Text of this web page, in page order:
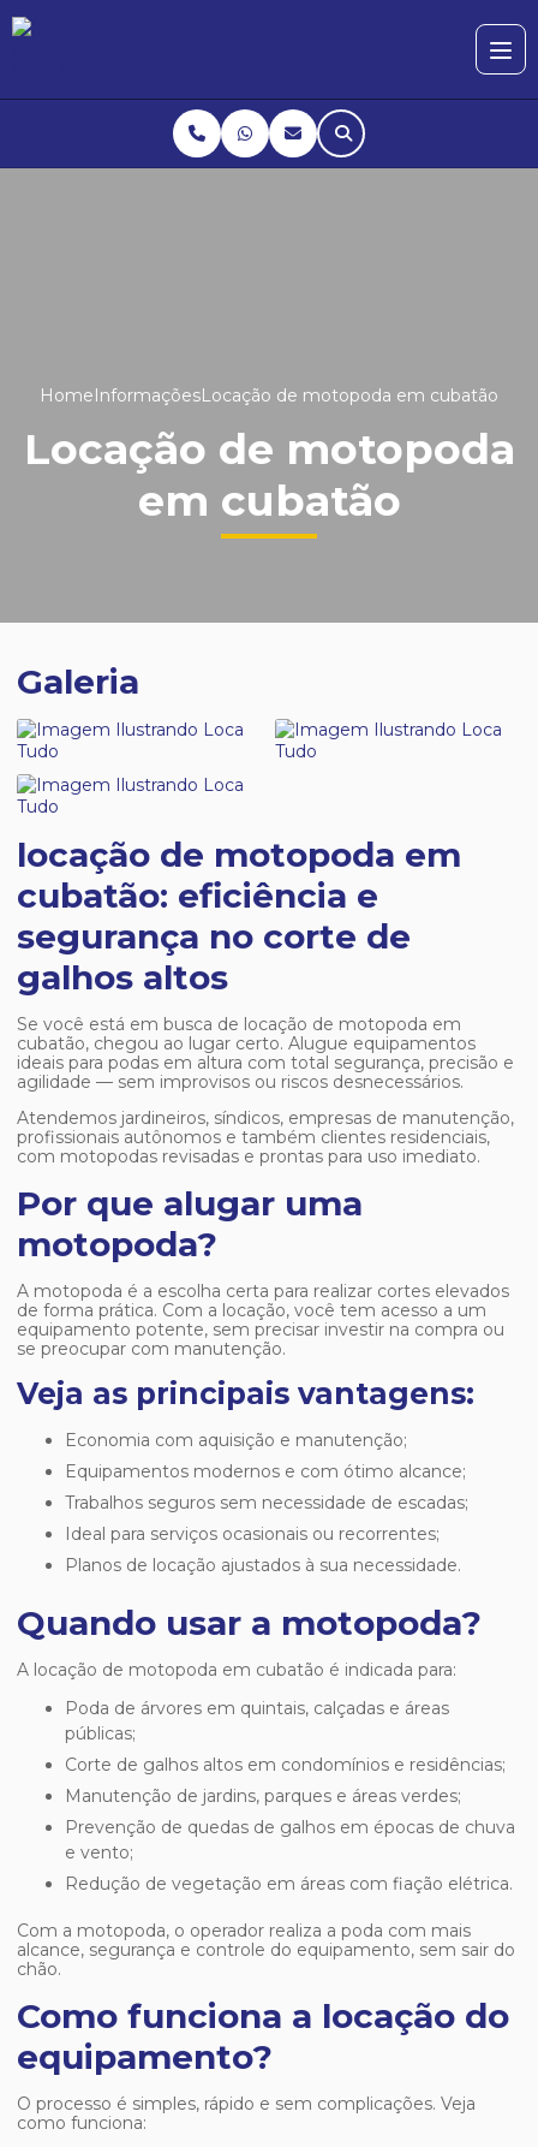
HomeInformaçõesLocação de motopoda em cubatão
Locação de motopoda
em cubatão
Galeria
locação de motopoda em
cubatão: eficiência e
segurança no corte de
galhos altos
Se você está em busca de locação de motopoda em
cubatão, chegou ao lugar certo. Alugue equipamentos
ideais para podas em altura com total segurança, precisão e
agilidade — sem improvisos ou riscos desnecessários.
Atendemos jardineiros, síndicos, empresas de manutenção,
profissionais autônomos e também clientes residenciais,
com motopodas revisadas e prontas para uso imediato.
Por que alugar uma
motopoda?
A motopoda é a escolha certa para realizar cortes elevados
de forma prática. Com a locação, você tem acesso a um
equipamento potente, sem precisar investir na compra ou
se preocupar com manutenção.
Veja as principais vantagens:
Economia com aquisição e manutenção;
Equipamentos modernos e com ótimo alcance;
Trabalhos seguros sem necessidade de escadas;
Ideal para serviços ocasionais ou recorrentes;
Planos de locação ajustados à sua necessidade.
Quando usar a motopoda?
A locação de motopoda em cubatão é indicada para:
Poda de árvores em quintais, calçadas e áreas
públicas;
Corte de galhos altos em condomínios e residências;
Manutenção de jardins, parques e áreas verdes;
Prevenção de quedas de galhos em épocas de chuva
e vento;
Redução de vegetação em áreas com fiação elétrica.
Com a motopoda, o operador realiza a poda com mais
alcance, segurança e controle do equipamento, sem sair do
chão.
Como funciona a locação do
equipamento?
O processo é simples, rápido e sem complicações. Veja
como funciona: